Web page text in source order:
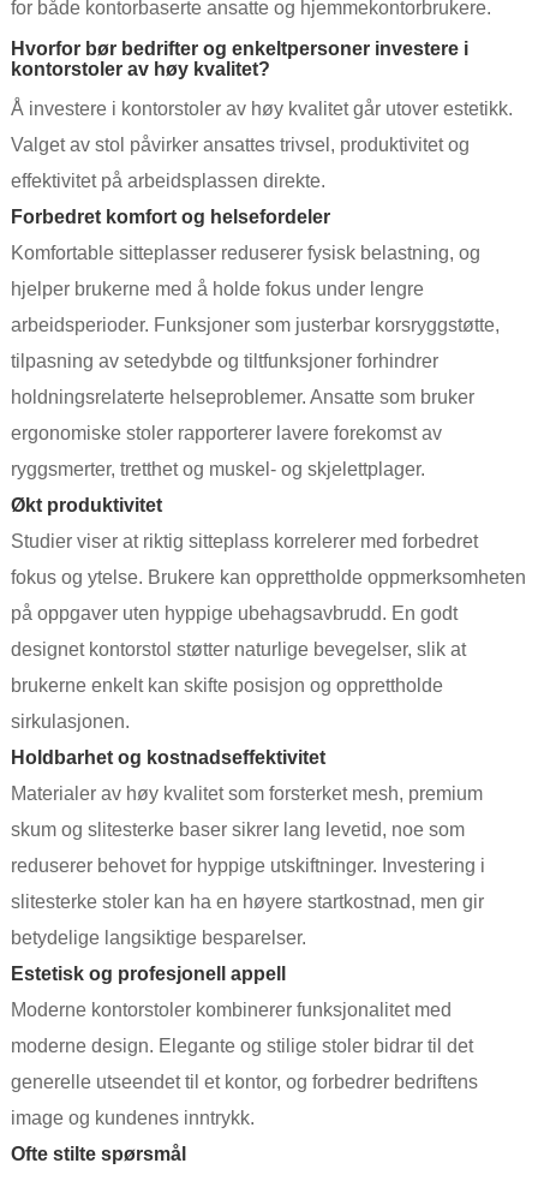
for både kontorbaserte ansatte og hjemmekontorbrukere.
Hvorfor bør bedrifter og enkeltpersoner investere i
kontorstoler av høy kvalitet?
Å investere i kontorstoler av høy kvalitet går utover estetikk.
Valget av stol påvirker ansattes trivsel, produktivitet og
effektivitet på arbeidsplassen direkte.
Forbedret komfort og helsefordeler
Komfortable sitteplasser reduserer fysisk belastning, og
hjelper brukerne med å holde fokus under lengre
arbeidsperioder. Funksjoner som justerbar korsryggstøtte,
tilpasning av setedybde og tiltfunksjoner forhindrer
holdningsrelaterte helseproblemer. Ansatte som bruker
ergonomiske stoler rapporterer lavere forekomst av
ryggsmerter, tretthet og muskel- og skjelettplager.
Økt produktivitet
Studier viser at riktig sitteplass korrelerer med forbedret
fokus og ytelse. Brukere kan opprettholde oppmerksomheten
på oppgaver uten hyppige ubehagsavbrudd. En godt
designet kontorstol støtter naturlige bevegelser, slik at
brukerne enkelt kan skifte posisjon og opprettholde
sirkulasjonen.
Holdbarhet og kostnadseffektivitet
Materialer av høy kvalitet som forsterket mesh, premium
skum og slitesterke baser sikrer lang levetid, noe som
reduserer behovet for hyppige utskiftninger. Investering i
slitesterke stoler kan ha en høyere startkostnad, men gir
betydelige langsiktige besparelser.
Estetisk og profesjonell appell
Moderne kontorstoler kombinerer funksjonalitet med
moderne design. Elegante og stilige stoler bidrar til det
generelle utseendet til et kontor, og forbedrer bedriftens
image og kundenes inntrykk.
Ofte stilte spørsmål